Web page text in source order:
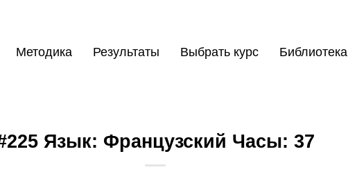
Методика Результаты Выбрать курс Библиотека
Язык: Французский Часы: 37